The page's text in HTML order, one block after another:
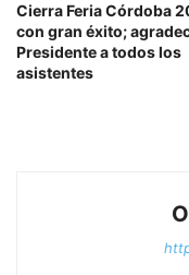
Cierra Feria Córdoba
con gran éxito;
Presidente a todos los
asistentes